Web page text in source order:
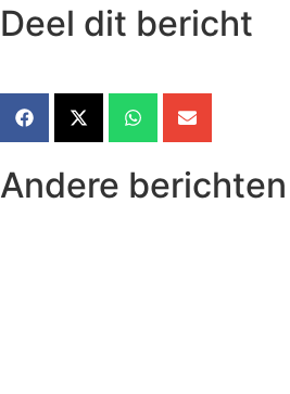
Deel dit bericht
Andere berichten